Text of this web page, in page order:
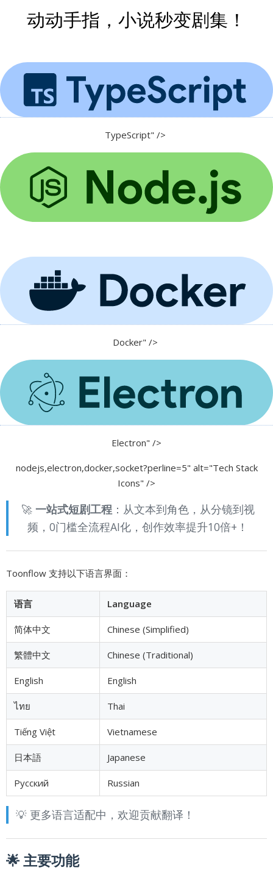
TypeScript" />
Docker" />
Electron" />
nodejs,electron,docker,socket?perline=5" alt="Tech Stack
Icons" />
🚀 一站式短剧工程：从文本到角色，从分镜到视
频，0门槛全流程AI化，创作效率提升10倍+！
Toonflow 支持以下语言界面：
语言 Language
简体中文 Chinese (Simplified)
繁體中文 Chinese (Traditional)
English English
ไทย Thai
Tiếng Việt Vietnamese
日本語 Japanese
Русский Russian
💡 更多语言适配中，欢迎贡献翻译！
🌟 主要功能